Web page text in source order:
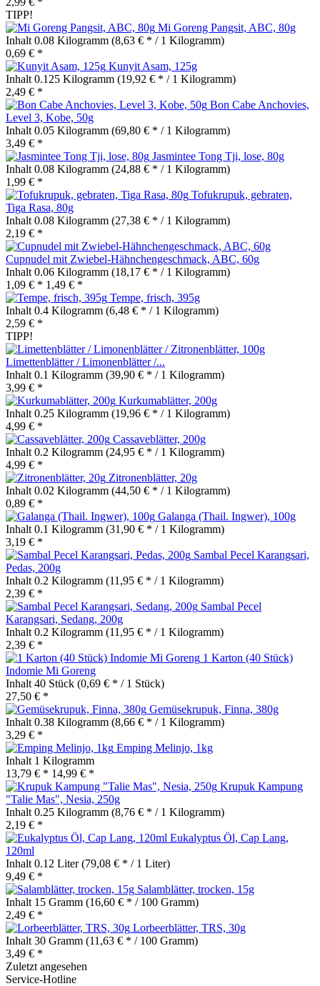
TIPP!
Mi Goreng Pangsit, ABC, 80g
Inhalt 0.08 Kilogramm (8,63 € * / 1 Kilogramm)
0,69 € *
Kunyit Asam, 125g
Inhalt 0.125 Kilogramm (19,92 € * / 1 Kilogramm)
2,49 € *
Bon Cabe Anchovies,
Level 3, Kobe, 50g
Inhalt 0.05 Kilogramm (69,80 € * / 1 Kilogramm)
3,49 € *
Jasmintee Tong Tji, lose, 80g
Inhalt 0.08 Kilogramm (24,88 € * / 1 Kilogramm)
1,99 € *
Tofukrupuk, gebraten,
Tiga Rasa, 80g
Inhalt 0.08 Kilogramm (27,38 € * / 1 Kilogramm)
2,19 € *
Cupnudel mit Zwiebel-Hähnchengeschmack, ABC, 60g
Inhalt 0.06 Kilogramm (18,17 € * / 1 Kilogramm)
1,09 € * 1,49 € *
Tempe, frisch, 395g
Inhalt 0.4 Kilogramm (6,48 € * / 1 Kilogramm)
2,59 € *
TIPP!
Limettenblätter / Limonenblätter /...
Inhalt 0.1 Kilogramm (39,90 € * / 1 Kilogramm)
3,99 € *
Kurkumablätter, 200g
Inhalt 0.25 Kilogramm (19,96 € * / 1 Kilogramm)
4,99 € *
Cassaveblätter, 200g
Inhalt 0.2 Kilogramm (24,95 € * / 1 Kilogramm)
4,99 € *
Zitronenblätter, 20g
Inhalt 0.02 Kilogramm (44,50 € * / 1 Kilogramm)
0,89 € *
Galanga (Thail. Ingwer), 100g
Inhalt 0.1 Kilogramm (31,90 € * / 1 Kilogramm)
3,19 € *
Sambal Pecel Karangsari,
Pedas, 200g
Inhalt 0.2 Kilogramm (11,95 € * / 1 Kilogramm)
2,39 € *
Sambal Pecel
Karangsari, Sedang, 200g
Inhalt 0.2 Kilogramm (11,95 € * / 1 Kilogramm)
2,39 € *
1 Karton (40 Stück)
Indomie Mi Goreng
Inhalt 40 Stück (0,69 € * / 1 Stück)
27,50 € *
Gemüsekrupuk, Finna, 380g
Inhalt 0.38 Kilogramm (8,66 € * / 1 Kilogramm)
3,29 € *
Emping Melinjo, 1kg
Inhalt 1 Kilogramm
13,79 € * 14,99 € *
Krupuk Kampung
"Talie Mas", Nesia, 250g
Inhalt 0.25 Kilogramm (8,76 € * / 1 Kilogramm)
2,19 € *
Eukalyptus Öl, Cap Lang,
120ml
Inhalt 0.12 Liter(79,08 € * / 1 Liter)
9,49 € *
Salamblätter, trocken, 15g
Inhalt 15 Gramm (16,60 € * / 100 Gramm)
2,49 € *
Lorbeerblätter, TRS, 30g
Inhalt 30 Gramm (11,63 € * / 100 Gramm)
3,49 € *
Zuletzt angesehen
Service-Hotline